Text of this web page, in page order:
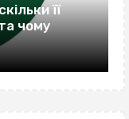
її
чому